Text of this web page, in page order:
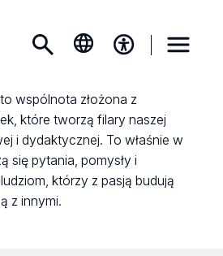
wspólnota złożona z
które tworzą filary naszej
i dydaktycznej. To właśnie w
się pytania, pomysły i
którzy z pasją budują
z innymi.